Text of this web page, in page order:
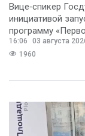
Вице‑спикер
инициативой
программу
предполагает
16:06
03 августа
1960